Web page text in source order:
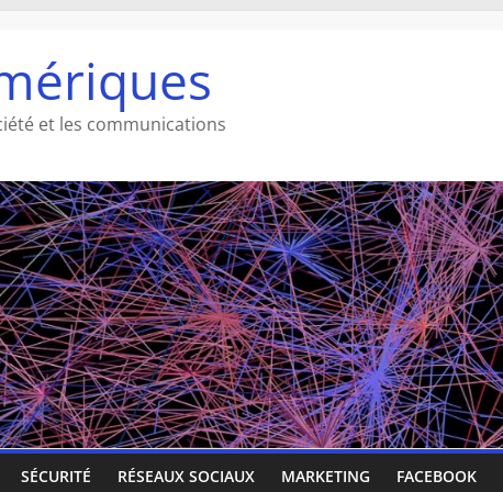
et les communications
SÉCURITÉ RÉSEAUX SOCIAUX MARKETING FACEBOOK